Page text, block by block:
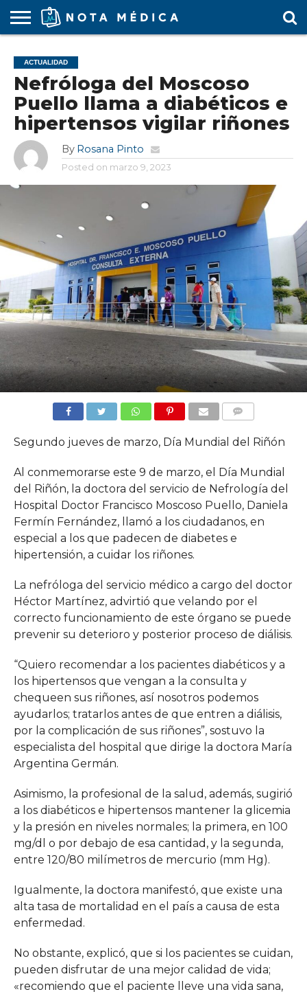
MÉDICA
ARS
ARTÍCULO
ACTUALIDAD
COLEGIO
MÉDICO
COVID-
19
EDUCACIÓN
MÉDICA
ESTUDIANTES
FARMACÉUTICAS
GUBERNAMENTAL
HOSPITALES
Y CLÍNICAS
MARKETING
MÉDICO
RESIDENTES
SALUD
LABORAL
SOCIEDADES
MÉDICAS
TURISMO
MÉDICO
VÍDEOS
ACTUALIDAD
Nefróloga del Moscoso
Puello llama a diabéticos e
hipertensos vigilar riñones
By Rosana Pinto
Posted on marzo 9, 2023
Segundo jueves de marzo, Día Mundial del Riñón
Al conmemorarse este 9 de marzo, el Día Mundial
del Riñón, la doctora del servicio de Nefrología del
Hospital Doctor Francisco Moscoso Puello, Daniela
Fermín Fernández, llamó a los ciudadanos, en
especial a los que padecen de diabetes e
hipertensión, a cuidar los riñones.
La nefróloga del servicio médico a cargo del doctor
Héctor Martínez, advirtió que velando por el
correcto funcionamiento de este órgano se puede
prevenir su deterioro y posterior proceso de diálisis.
“Quiero recomendar a los pacientes diabéticos y a
los hipertensos que vengan a la consulta y
chequeen sus riñones, así nosotros podemos
ayudarlos; tratarlos antes de que entren a diálisis,
por la complicación de sus riñones”, sostuvo la
especialista del hospital que dirige la doctora María
Argentina Germán.
Asimismo, la profesional de la salud, además, sugirió
a los diabéticos e hipertensos mantener la glicemia
y la presión en niveles normales; la primera, en 100
mg/dl o por debajo de esa cantidad, y la segunda,
entre 120/80 milímetros de mercurio (mm Hg).
Igualmente, la doctora manifestó, que existe una
alta tasa de mortalidad en el país a causa de esta
enfermedad.
No obstante, explicó, que si los pacientes se cuidan,
pueden disfrutar de una mejor calidad de vida;
«recomiendo que el paciente lleve una vida sana,